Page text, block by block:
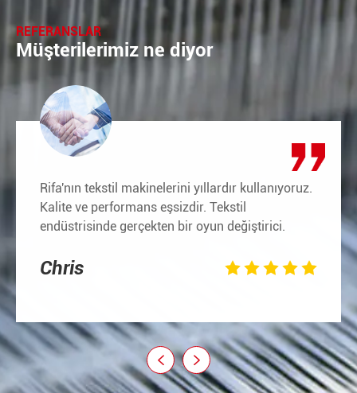
REFERANSLAR
Müşterilerimiz ne diyor
Rifa'nın tekstil makinelerini yıllardır kullanıyoruz.
Kalite ve performans eşsizdir. Tekstil
endüstrisinde gerçekten bir oyun değiştirici.
Chris 
 